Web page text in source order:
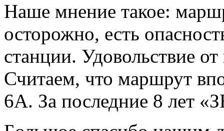
Наше мнение такое:
осторожно, есть
станции. Удовольствие
Считаем, что маршрут
6А. За последние 8 лет